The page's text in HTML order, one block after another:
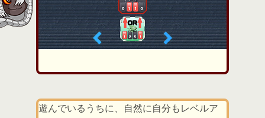
遊んでいるうちに、自然に自分もレベルア